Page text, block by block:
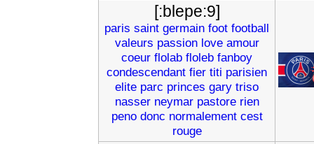
[:blepe:9]
paris saint germain foot football
valeurs passion love amour
coeur flolab floleb fanboy
condescendant fier titi parisien
elite parc princes gary triso
nasser neymar pastore rien
peno donc normalement cest
rouge